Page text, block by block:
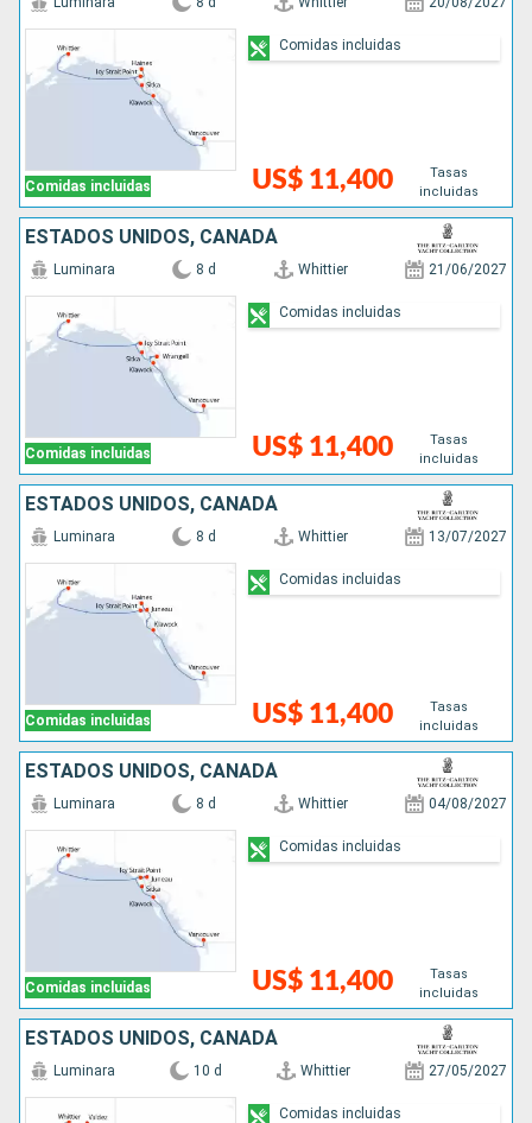
Comidas incluidas US$ 11,400
Tasas
incluidas
Comidas incluidas
ESTADOS UNIDOS, CANADÁ
Comidas incluidas
Luminara 8 d Whittier 21/06/2027
US$ 11,400
Tasas
incluidas
Comidas incluidas
ESTADOS UNIDOS, CANADÁ
Comidas incluidas
Luminara 8 d Whittier 13/07/2027
US$ 11,400
Tasas
incluidas
Comidas incluidas
ESTADOS UNIDOS, CANADÁ
Comidas incluidas
Luminara 8 d Whittier 04/08/2027
US$ 11,400
Tasas
incluidas
Comidas incluidas
ESTADOS UNIDOS, CANADÁ
Luminara 10 d Whittier 27/05/2027
Comidas incluidas